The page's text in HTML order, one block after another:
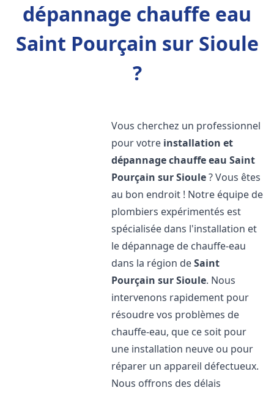
dépannage chauffe eau
Saint Pourçain sur Sioule
?
Vous cherchez un professionnel
pour votre installation et
dépannage chauffe eau Saint
Pourçain sur Sioule? Vous êtes
au bon endroit ! Notre équipe de
plombiers expérimentés est
spécialisée dans l'installation et
le dépannage de chauffe-eau
dans la région deSaint
Pourçain sur Sioule. Nous
intervenons rapidement pour
résoudre vos problèmes de
chauffe-eau, que ce soit pour
une installation neuve ou pour
réparer un appareil défectueux.
Nous offrons des délais